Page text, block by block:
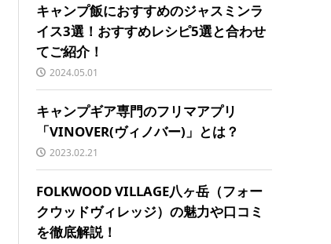
キャンプ飯におすすめのジャスミンラ
イス3選！おすすめレシピ5選と合わせ
てご紹介！
2024.05.01
キャンプギア専門のフリマアプリ
「VINOVER(ヴィノバー)」とは？
2023.02.21
FOLKWOOD VILLAGE八ヶ岳（フォー
クウッドヴィレッジ）の魅力や口コミ
を徹底解説！